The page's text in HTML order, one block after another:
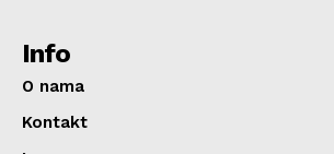
Info
O nama
Kontakt